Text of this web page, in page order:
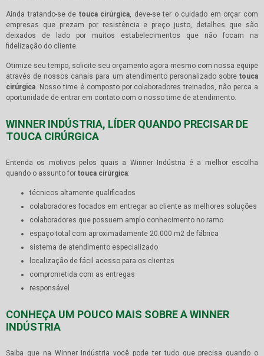
Ainda tratando-se de touca cirúrgica, deve-se ter o cuidado em orçar com
empresas que prezam por resistência e preço justo, detalhes que são
deixados de lado por muitos estabelecimentos que não focam na
fidelização do cliente.
Otimize seu tempo, solicite seu orçamento agora mesmo com nossa equipe
através de nossos canais para um atendimento personalizado sobre touca
cirúrgica. Nosso time é composto por colaboradores treinados, não perca a
oportunidade de entrar em contato com o nosso time de atendimento.
WINNER INDÚSTRIA, LÍDER QUANDO PRECISAR DE
TOUCA CIRÚRGICA
Entenda os motivos pelos quais a Winner Indústria é a melhor escolha
quando o assunto for touca cirúrgica:
técnicos altamente qualificados
colaboradores focados em entregar ao cliente as melhores soluções
colaboradores que possuem amplo conhecimento no ramo
espaço total com aproximadamente 20.000 m2 de fábrica
sistema de atendimento especializado
localização de fácil acesso para os clientes
comprometida com as entregas
responsável
CONHEÇA UM POUCO MAIS SOBRE A WINNER
INDÚSTRIA
Saiba que na Winner Indústria você pode ter tudo que precisa quando o